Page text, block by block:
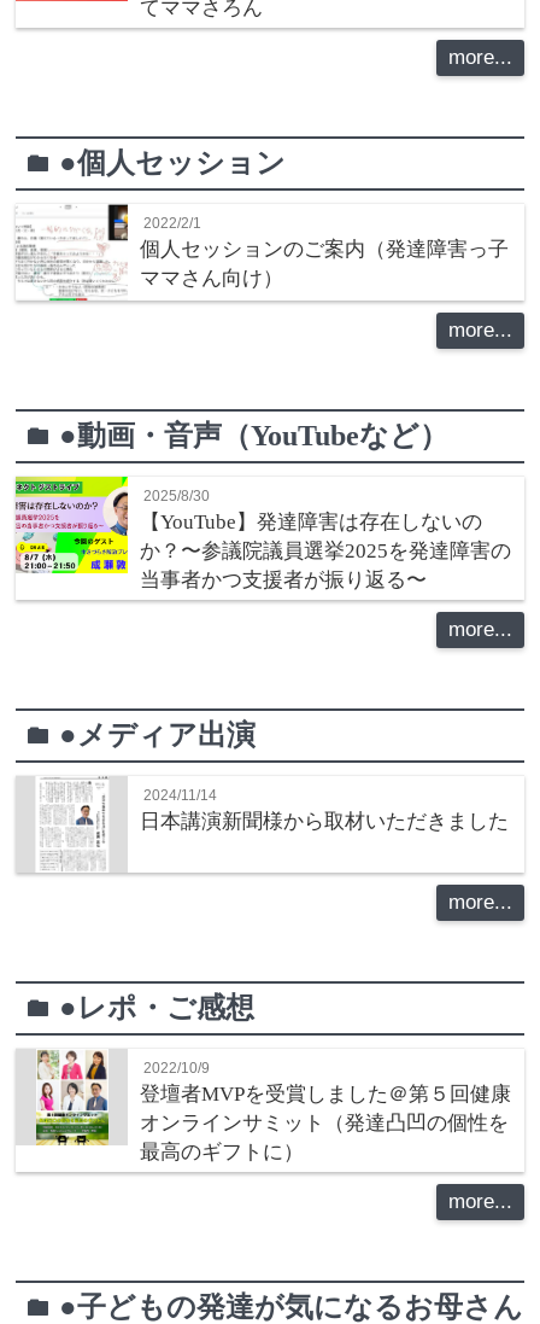
てママさろん
more...
folder ●個人セッション
2022/2/1
個人セッションのご案内（発達障害っ子
ママさん向け）
more...
folder ●動画・音声（YouTubeなど）
2025/8/30
【YouTube】発達障害は存在しないの
か？〜参議院議員選挙2025を発達障害の
当事者かつ支援者が振り返る〜
more...
folder ●メディア出演
2024/11/14
日本講演新聞様から取材いただきました
more...
folder ●レポ・ご感想
2022/10/9
登壇者MVPを受賞しました＠第５回健康
オンラインサミット（発達凸凹の個性を
最高のギフトに）
more...
folder ●子どもの発達が気になるお母さん